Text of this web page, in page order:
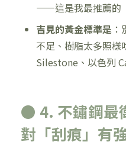
——這是我最推薦的
吉見的黃金標準是：
不足、樹脂太多照樣
Silestone、以色列
● 4. 不鏽鋼最
對「刮痕」有